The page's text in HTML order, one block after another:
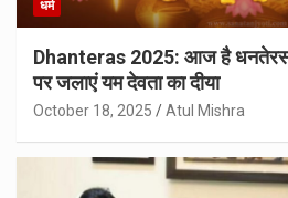
धर्म
Dhanteras 2025: आज है
पर जलाएं यम देवता का दीया
October 18, 2025 Atul Mishra